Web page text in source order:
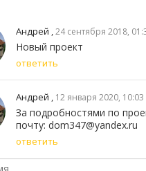
Андрей ,24 сентября 2018,
Новый проект
ответить
Андрей , 12 января 2020, 10:03
За подробностями по
почту: dom347@yandex.ru
ответить